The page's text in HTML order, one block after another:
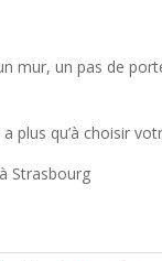
mur, un pas de
plus qu’à choisir
Strasbourg